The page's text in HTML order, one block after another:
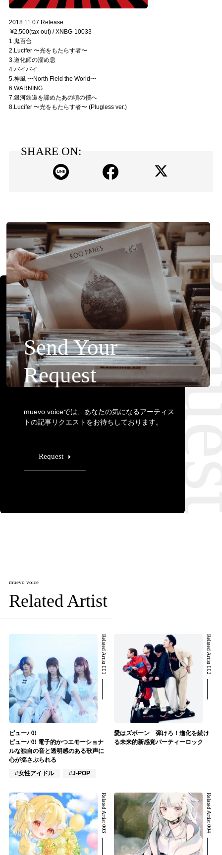
2018.11.07 Release
¥2,500(tax out) / XNBG-10033
1.鬼百合
2.Lucifer 〜光をもたらす者〜
3.道化師の溜め息
4.バイバイ
5.神風 〜North Field the World〜
6.WARNING
7.銀河鉄道を諦めたあの頃の僕へ
8.Lucifer 〜光をもたらす者〜 (Plugless ver.)
SHARE ON:
Send Your
Request
muevo voiceでは、あなたの気になるアーティス
トの記事リクエストをお待ちしております。
Request
muevo voice
Related Artist
Related Artist 001
ピューパ!!
ピューパ!! 電子的かつエモーショナ
ルな独自の音と透明感のある歌声に
心が揺さぶられる
#女性アイドル
#J-POP
Related Artist 002
愛はズボーン 弾けろ！進化を続け
る未来的新感覚パーティーロック
Related Artist 003 Related Artist 004